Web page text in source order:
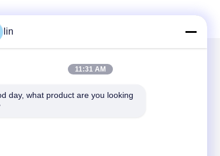
Kirimkan Kami
lin
11:31 AM
day, what product are you looking